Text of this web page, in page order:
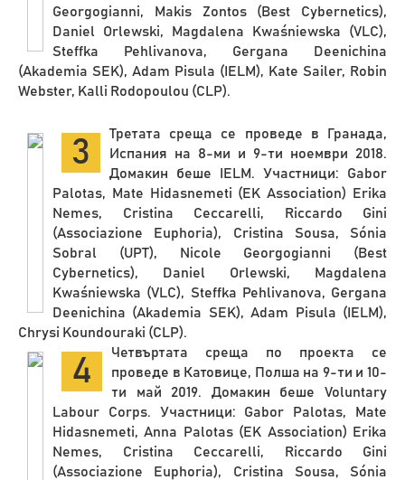
Georgogianni, Makis Zontos (Best Cybernetics),
Daniel Orlewski, Magdalena Kwaśniewska (VLC),
Steffka Pehlivanova, Gergana Deenichina
(Akademia SEK), Adam Pisula (IELM), Kate Sailer, Robin
Webster, Kalli Rodopoulou (CLP).
3
Третата среща се проведе в Гранада,
Испания на 8-ми и 9-ти ноември 2018.
Домакин беше IELM. Участници: Gabor
Palotas, Mate Hidasnemeti (EK Association) Erika
Nemes, Cristina Ceccarelli, Riccardo Gini
(Associazione Euphoria), Cristina Sousa, Sónia
Sobral (UPT), Nicole Georgogianni (Best
Cybernetics), Daniel Orlewski, Magdalena
Kwaśniewska (VLC), Steffka Pehlivanova, Gergana
Deenichina (Akademia SEK), Adam Pisula (IELM),
Chrysi Koundouraki (CLP).
4
Четвъртата среща по проекта се
проведе в Катовице, Полша на 9-ти и 10-
ти май 2019. Домакин беше Voluntary
Labour Corps. Участници: Gabor Palotas, Mate
Hidasnemeti, Anna Palotas (EK Association) Erika
Nemes, Cristina Ceccarelli, Riccardo Gini
(Associazione Euphoria), Cristina Sousa, Sónia